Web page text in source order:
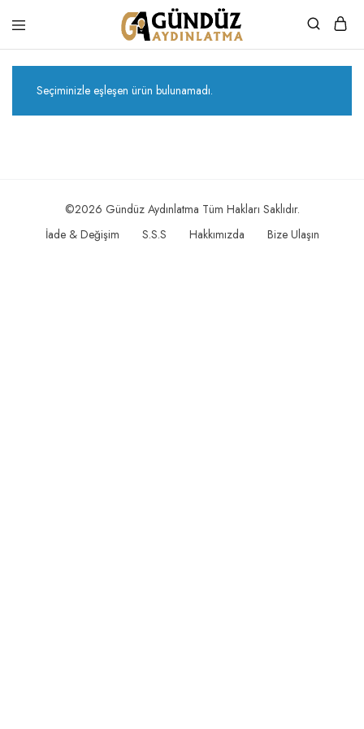
Gündüz
Özel
Ürünler
Seçiminizle eşleşen ürün bulunamadı.
©2026 Gündüz Aydınlatma Tüm Hakları Saklıdır.
İade & Değişim
S.S.S Hakkımızda Bize Ulaşın